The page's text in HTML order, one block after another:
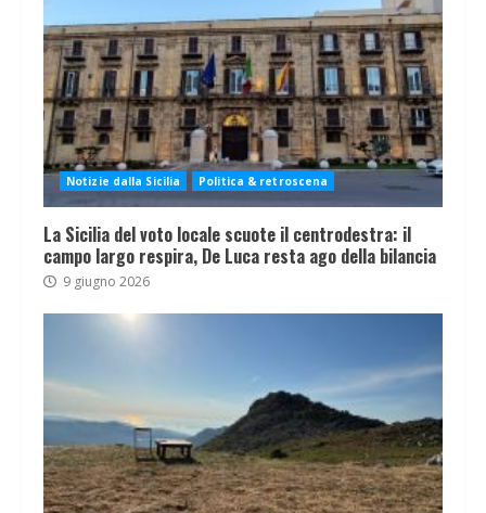
Notizie dalla Sicilia Politica & retroscena
La Sicilia del voto locale scuote il centrodestra: il
campo largo respira, De Luca resta ago della bilancia
9 giugno 2026